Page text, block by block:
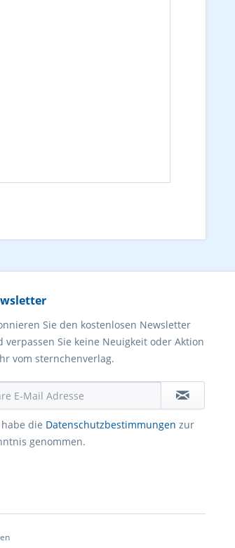
Sie den kostenlosen Newsletter
verpassen Sie keine Neuigkeit oder Aktion
vom sternchenverlag.
die Datenschutzbestimmungen zur
genommen.